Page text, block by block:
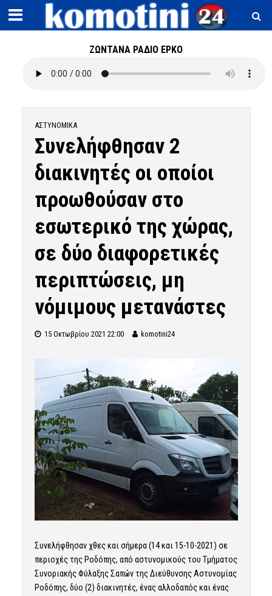
ΖΩΝΤΑΝΑ ΡΑΔΙΟ ΕΡΚΟ
ΑΣΤΥΝΟΜΙΚΆ
Συνελήφθησαν 2
διακινητές οι οποίοι
προωθούσαν στο
εσωτερικό της χώρας,
σε δύο διαφορετικές
περιπτώσεις, μη
νόμιμους μετανάστες
15 Οκτωβρίου 2021 22:00 komotini24
Συνελήφθησαν χθες και σήμερα (14 και 15-10-2021) σε
περιοχές της Ροδόπης, από αστυνομικούς του Τμήματος
Συνοριακής Φύλαξης Σαπών της Διεύθυνσης Αστυνομίας
Ροδόπης, δύο (2) διακινητές, ένας αλλοδαπός και ένας